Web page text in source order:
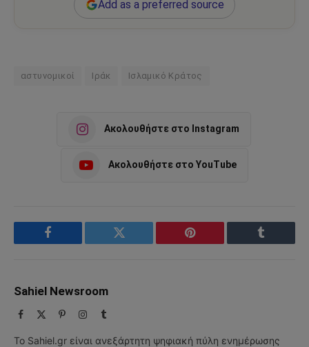
Add as a preferred source
αστυνομικοί Ιράκ Ισλαμικό Κράτος
Ακολουθήστε στο Instagram
Ακολουθήστε στο YouTube
Facebook Twitter Pinterest Tumblr
Sahiel Newsroom
Facebook PinterestInstagram
Tumblr
Το Sahiel.gr είναι ανεξάρτητη ψηφιακή πύλη ενημέρωσης